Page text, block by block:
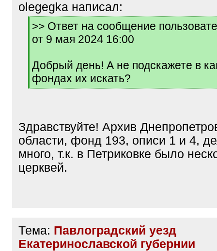
olegegka написал:
[
]
>> Ответ на сообщение
от 9 мая 2024 16:00
Добрый день! А не подскажете в
фондах их искать?
[
Здравствуйте! Архив
области, фонд 193, описи 1 и 4,
много, т.к. в Петриковке было
церквей.
Тема: Павлоградский уезд
Екатеринославской губернии